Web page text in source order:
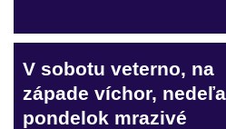
V sobotu veterno, na
západe víchor,
pondelok mrazivé